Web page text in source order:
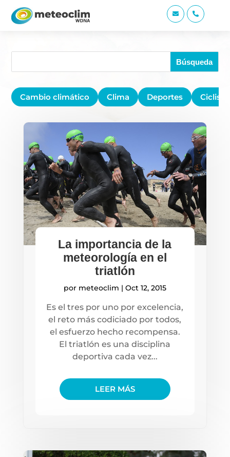
 
Cambio climático Clima Deportes
La importancia de la
meteorología en el
triatlón
por meteoclim | Oct 12, 2015
Es el tres por uno por excelencia,
el reto más codiciado por todos,
el esfuerzo hecho recompensa.
El triatlón es una disciplina
deportiva cada vez...
LEER MÁS